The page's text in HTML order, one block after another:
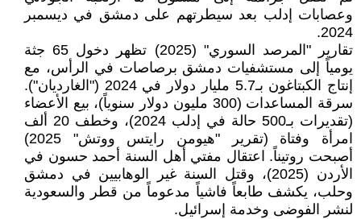
وعصابات إدلب بعد سيطرتهم على دمشق في ديسمبر
2024.
تقارير "المرصد السوري" (2025) تظهر دخول 65 جثة
يومياً إلى مستشفيات دمشق برصاصات في الرأس، مع
إنتاج الكبتاغون بـ5.7 مليار دولار في 2024 ("الغارديان").
سرقة المساعدات (300 مليون دولار سنوياً)، بيع الأعضاء
(تقديرات بـ500 حالة في إدلب 2024)، وخطف 20 ألف
امرأة وفتاة (تقرير "هيومن رايتس ووتش" 2025)
أصبحت روتيناً. اعتقال مفتي أهل السنة أحمد حسون في
الأردن (2025)، وقتل السنة غير الوهابيين في دمشق
وحلب، يكشف طابعاً فاشياً مدعوماً من قطر والسعودية
لنشر الفوضى وخدمة إسرائيل.